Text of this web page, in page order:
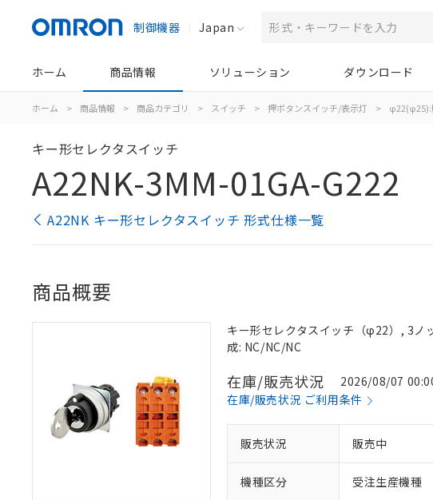
制御機器 Japan
ホーム 商品情報 ソリューション ダウンロード
ホーム > 商品情報 > 商品カテゴリ > スイッチ > 押ボタンスイッチ/表示灯 > φ22(φ25):
キー形セレクタスイッチ
A22NK-3MM-01GA-G222
A22NK キー形セレクタスイッチ 形式仕様一覧
商品概要
キー形セレクタスイッチ（φ22）, 3ノ
成: NC/NC/NC
在庫/販売状況
2026/08/07
在庫/販売状況 ご利用条件
販売状況 販売中
機種区分 受注生産機種